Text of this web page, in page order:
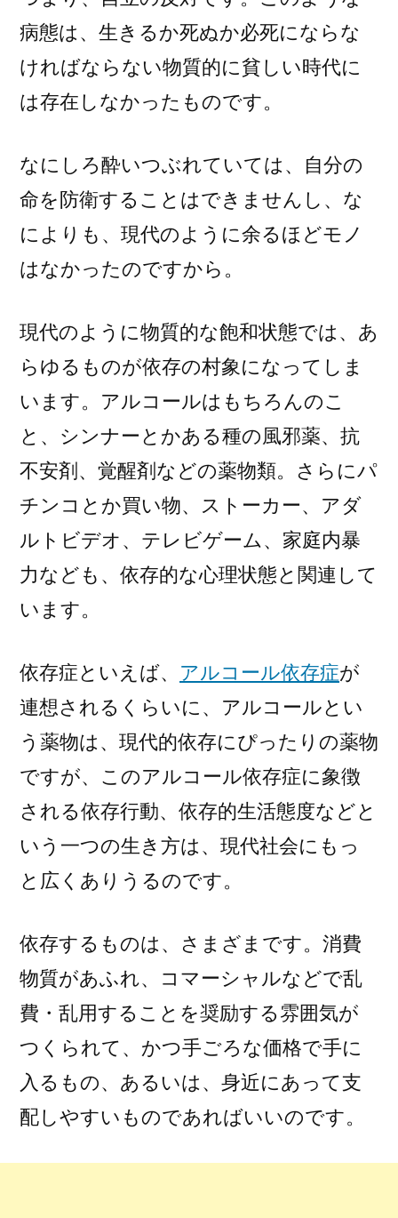
病態は、生きるか死ぬか必死にならな
ければならない物質的に貧しい時代に
は存在しなかったものです。
なにしろ酔いつぶれていては、自分の
命を防衛することはできませんし、な
によりも、現代のように余るほどモノ
はなかったのですから。
現代のように物質的な飽和状態では、あ
らゆるものが依存の村象になってしま
います。アルコールはもちろんのこ
と、シンナーとかある種の風邪薬、抗
不安剤、覚醒剤などの薬物類。さらにパ
チンコとか買い物、ストーカー、アダ
ルトビデオ、テレビゲーム、家庭内暴
力なども、依存的な心理状態と関連して
います。
依存症といえば、 アルコール依存症が
連想されるくらいに、アルコールとい
う薬物は、現代的依存にぴったりの薬物
ですが、このアルコール依存症に象徴
される依存行動、依存的生活態度などと
いう一つの生き方は、現代社会にもっ
と広くありうるのです。
依存するものは、さまざまです。消費
物質があふれ、コマーシャルなどで乱
費・乱用することを奨励する雰囲気が
つくられて、かつ手ごろな価格で手に
入るもの、あるいは、身近にあって支
配しやすいものであればいいのです。